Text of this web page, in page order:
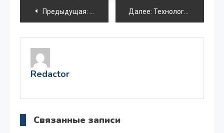
Навигация
по
записям
Предыдущая: Выбор высокопроизводительного
Далее: Технология SMART: мониторинг и анализ состояния жесткого диска
Redactor
Связанные записи